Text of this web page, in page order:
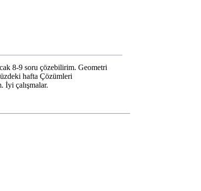
8-9 soru çözebilirim. Geometri
hafta Çözümleri
İyi çalışmalar.